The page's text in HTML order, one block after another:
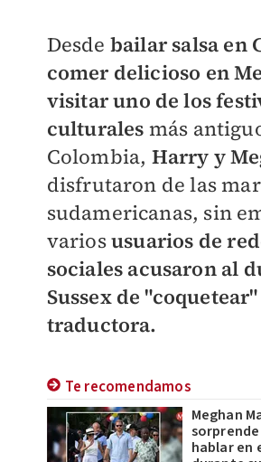
Desde bailar salsa en
comer delicioso en
visitar uno de los
culturales más
Colombia, Harry y
disfrutaron de las
sudamericanas, sin
variosusuarios de
sociales acusaron al
Sussex de
traductora.
Te recomendamos
Meghan
hablar en